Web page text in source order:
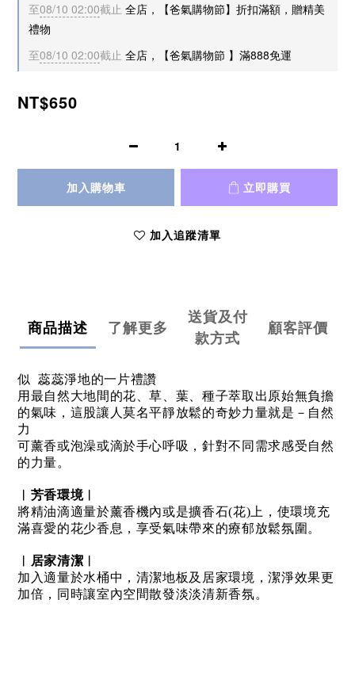
至08/10 02:00截止 全店，【爸氣購物節】折扣滿額，贈精美
禮物
至08/10 02:00截止 全店，【爸氣購物節 】滿888免運
NT$650
加入購物車 立即購買
加入追蹤清單
商品描述 了解更多
送貨及付
款方式
顧客評價
似 蕊蕊淨地的一片禮讚
用最自然大地間的花、草、葉、種子萃取出原始無負擔
的氣味，這股讓人莫名平靜放鬆的奇妙力量就是－自然
力
可薰香或泡澡或滴於手心呼吸，針對不同需求感受自然
的力量。
︱芳香環境︱
將精油滴適量於薰香機內或是擴香石(花)上，使環境充
滿喜愛的花少香息，享受氣味帶來的療郁放鬆氛圍。
︱居家清潔︱
加入適量於水桶中，清潔地板及居家環境，潔淨效果更
加倍，同時讓室內空間散發淡淡清新香氛。